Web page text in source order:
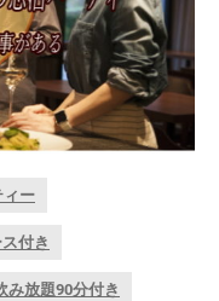
ィー
付き
み放題90分付き